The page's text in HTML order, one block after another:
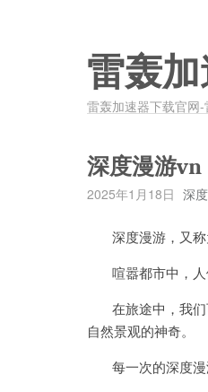
雷轰
雷轰加速器下载官网
深度漫游vn
2025年1月18日 深
深度漫游，又称
喧嚣都市中，人
在旅途中，我们
自然景观的神奇。
每一次的深度漫